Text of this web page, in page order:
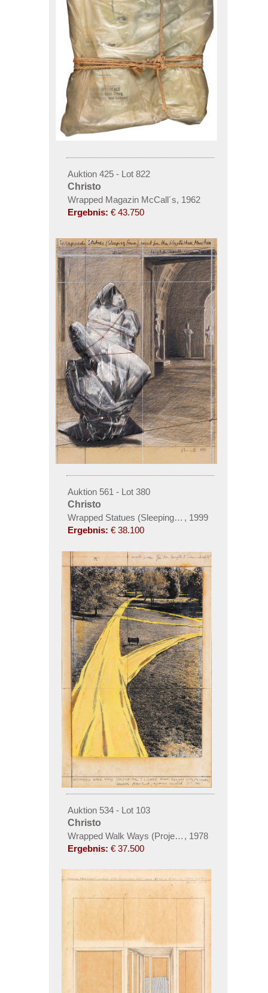
Auktion 425 - Lot 822
Christo
Wrapped Magazin McCall´s, 1962
Ergebnis: € 43.750
Auktion 561 - Lot 380
Christo
Wrapped Statues (Sleeping Fawn) Project for the
, 1999
Ergebnis: € 38.100
Auktion 534 - Lot 103
Christo
Wrapped Walk Ways (Project for J. L. Loose Park,
, 1978
Ergebnis: € 37.500